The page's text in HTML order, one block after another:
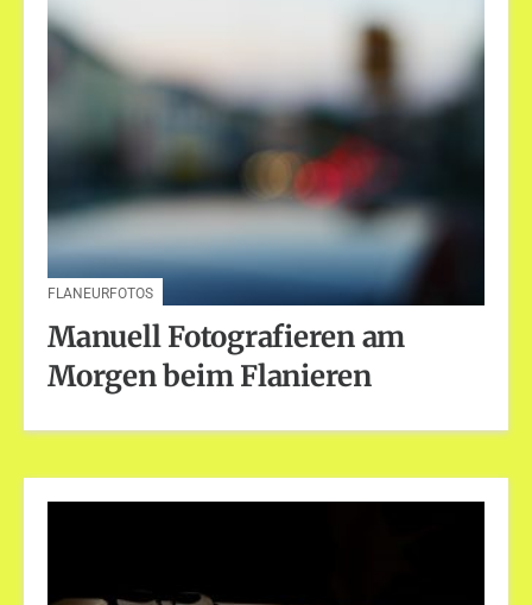
FLANEURFOTOS
Manuell Fotografieren am
Morgen beim Flanieren